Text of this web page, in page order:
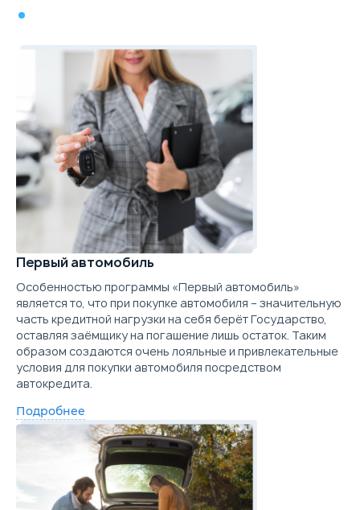
Первый автомобиль
Особенностью программы «Первый автомобиль»
является то, что при покупке автомобиля – значительную
часть кредитной нагрузки на себя берёт Государство,
оставляя заёмщику на погашение лишь остаток. Таким
образом создаются очень лояльные и привлекательные
условия для покупки автомобиля посредством
автокредита.
Подробнее